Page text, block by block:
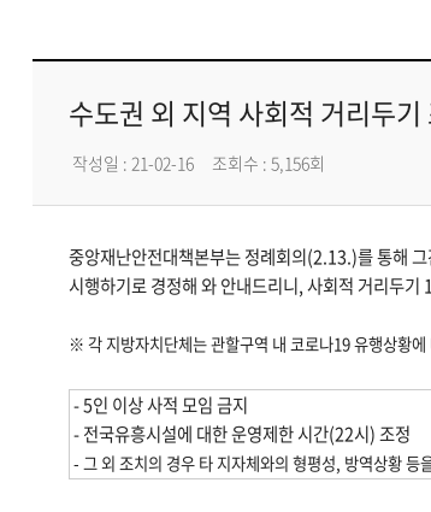
수도권 외 지역 사회적 거리두
작성일 : 21-02-16 조회수 : 5,156회
중앙재난안전대책본부는 정례회의(2.13.)를 통해
시행하기로 경정해 와 안내드리니, 사회적 거리두
※ 각 지방자치단체는 관할구역 내 코로나19 유행상황
- 5인 이상 사적 모임 금지
- 전국유흥시설에 대한 운영제한 시간(22시) 조정
- 그 외 조치의 경우 타 지자체와의 형평성, 방역상황